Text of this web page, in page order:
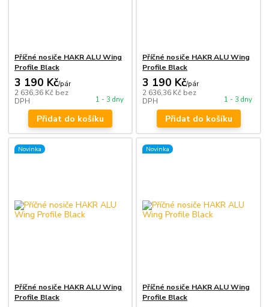
Příčné nosiče HAKR ALU Wing
Profile Black
3 190 Kč/pár
2 636,36 Kč bez
DPH
1 - 3 dny
Přidat do košíku
Příčné nosiče HAKR ALU Wing
Profile Black
3 190 Kč/pár
2 636,36 Kč bez
DPH
1 - 3 dny
Přidat do košíku
Novinka
Příčné nosiče HAKR ALU Wing
Profile Black
Novinka
Příčné nosiče HAKR ALU Wing
Profile Black